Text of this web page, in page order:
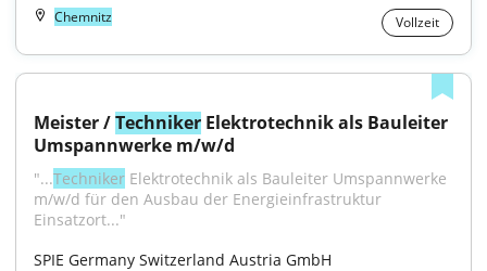
Chemnitz Vollzeit
Meister / Techniker Elektrotechnik als Bauleiter
Umspannwerke m/w/d
"...Techniker Elektrotechnik als Bauleiter Umspannwerke
m/w/d für den Ausbau der Energieinfrastruktur
Einsatzort..."
SPIE Germany Switzerland Austria GmbH